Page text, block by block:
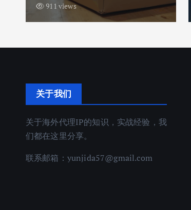
911 views
关于我们
关于海外代理IP的知识，实战经验，我
们都在这里分享。
联系邮箱： yunjida57@gmail.com